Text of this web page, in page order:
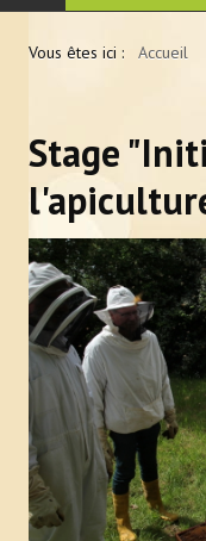
Histoire et vocation
Les membres du CA
Adhérer au syndicat
La presse en parle
Newsletter Bzzz Bzz
NOS ACTIONS
Achats mutualisés &
Activités artistiques
Vous êtes ici : Accueil
Stage